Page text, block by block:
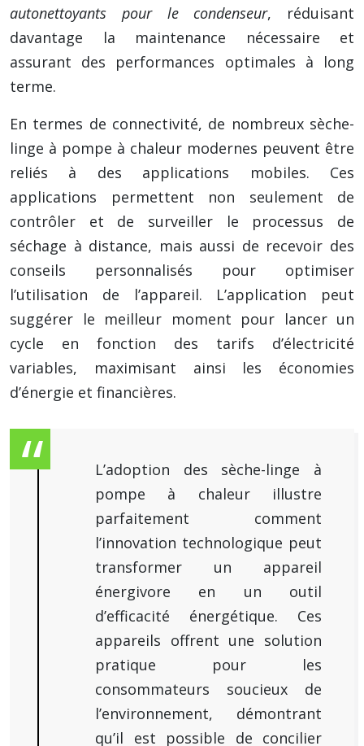
autonettoyants pour le condenseur, réduisant
davantage la maintenance nécessaire et
assurant des performances optimales à long
terme.
En termes de connectivité, de nombreux sèche-
linge à pompe à chaleur modernes peuvent être
reliés à des applications mobiles. Ces
applications permettent non seulement de
contrôler et de surveiller le processus de
séchage à distance, mais aussi de recevoir des
conseils personnalisés pour optimiser
l’utilisation de l’appareil. L’application peut
suggérer le meilleur moment pour lancer un
cycle en fonction des tarifs d’électricité
variables, maximisant ainsi les économies
d’énergie et financières.
L’adoption des sèche-linge à
pompe à chaleur illustre
parfaitement comment
l’innovation technologique peut
transformer un appareil
énergivore en un outil
d’efficacité énergétique. Ces
appareils offrent une solution
pratique pour les
consommateurs soucieux de
l’environnement, démontrant
qu’il est possible de concilier